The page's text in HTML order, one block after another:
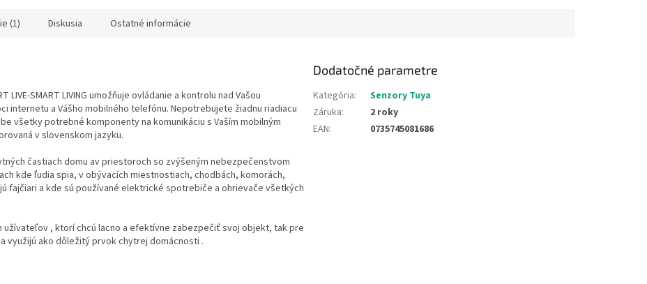
(1) Diskusia Ostatné informácie
LIVE-SMART LIVING umožňuje ovládanie a kontrolu nad Vašou
internetu a Vášho mobilného telefónu. Nepotrebujete žiadnu riadiacu
všetky potrebné komponenty na komunikáciu s Vaším mobilným
v slovenskom jazyku.
častiach domu av priestoroch so zvýšeným nebezpečenstvom
kde ľudia spia, v obývacích miestnostiach, chodbách, komorách,
fajčiari a kde sú používané elektrické spotrebiče a ohrievače všetkých
užívateľov, ktorí chcú lacno a efektívne zabezpečiť svoj objekt, tak pre
využijú ako dôležitý prvok chytrej domácnosti .
Dodatočné parametre
Kategória:
Senzory Tuya
Záruka:
2 roky
EAN: 0735745081686